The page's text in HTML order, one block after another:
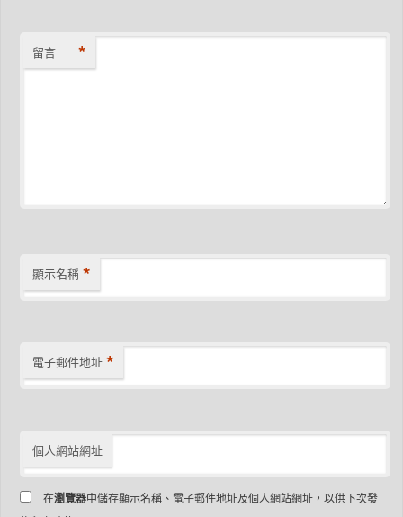
留言 *
顯示名稱 *
電子郵件地址 *
個人網站網址
在瀏覽器中儲存顯示名稱、電子郵件地址及個人網站網址，以供下次發